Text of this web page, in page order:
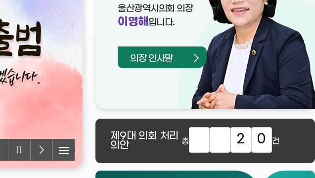
울산광역시의회 의장
이영해 입니다.
의장 인사말
제9대 의회 처리
의안 총 2 0 건